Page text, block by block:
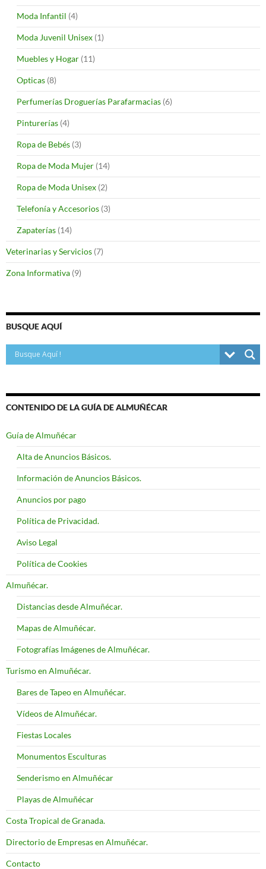
Moda Infantil (4)
Moda Juvenil Unisex (1)
Muebles y Hogar (11)
Opticas (8)
Perfumerías Droguerías Parafarmacias (6)
Pinturerías (4)
Ropa de Bebés (3)
Ropa de Moda Mujer (14)
Ropa de Moda Unisex (2)
Telefonía y Accesorios (3)
Zapaterías (14)
Veterinarias y Servicios (7)
Zona Informativa (9)
BUSQUE AQUÍ
CONTENIDO DE LA GUÍA DE ALMUÑÉCAR
Guía de Almuñécar
Alta de Anuncios Básicos.
Información de Anuncios Básicos.
Anuncios por pago
Política de Privacidad.
Aviso Legal
Política de Cookies
Almuñécar.
Distancias desde Almuñécar.
Mapas de Almuñécar.
Fotografías Imágenes de Almuñécar.
Turismo en Almuñécar.
Bares de Tapeo en Almuñécar.
Vídeos de Almuñécar.
Fiestas Locales
Monumentos Esculturas
Senderismo en Almuñécar
Playas de Almuñécar
Costa Tropical de Granada.
Directorio de Empresas en Almuñécar.
Contacto